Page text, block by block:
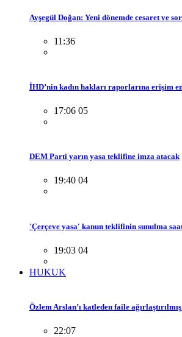
Ayşegül Doğan: Yeni dönemde cesaret ve
11:36
İHD’nin kadın hakları raporlarına erişim
17:06 05
DEM Parti yarın yasa teklifine imza atacak
19:40 04
'Çerçeve yasa' kanun teklifinin sunulma
19:03 04
HUKUK
Özlem Arslan’ı katleden faile
22:07